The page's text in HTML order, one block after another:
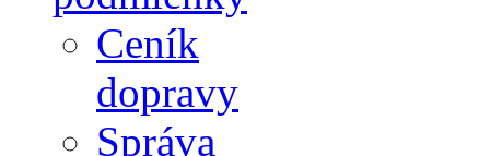
Ceník
dopravy
Správa